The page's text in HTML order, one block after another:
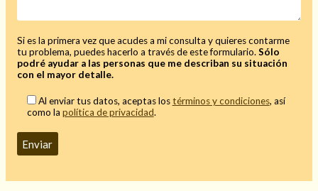
Tu consulta al tarot
Si es la primera vez que acudes a mi consulta y quieres contarme
tu problema, puedes hacerlo a través de este formulario.Sólo
podré ayudar a las personas que me describan su situación
con el mayor detalle.
Al enviar tus datos, aceptas lostérminos y condiciones, así
como la política de privacidad.